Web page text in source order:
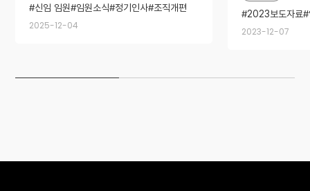
2025-12-04
신임 임원
임원소식 정기인사 조직개편
2023-12-07
2023보도자료